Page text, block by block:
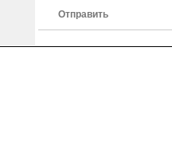
Отправить